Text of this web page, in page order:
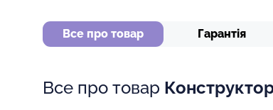
Все про товар Гарантія
Все про товар